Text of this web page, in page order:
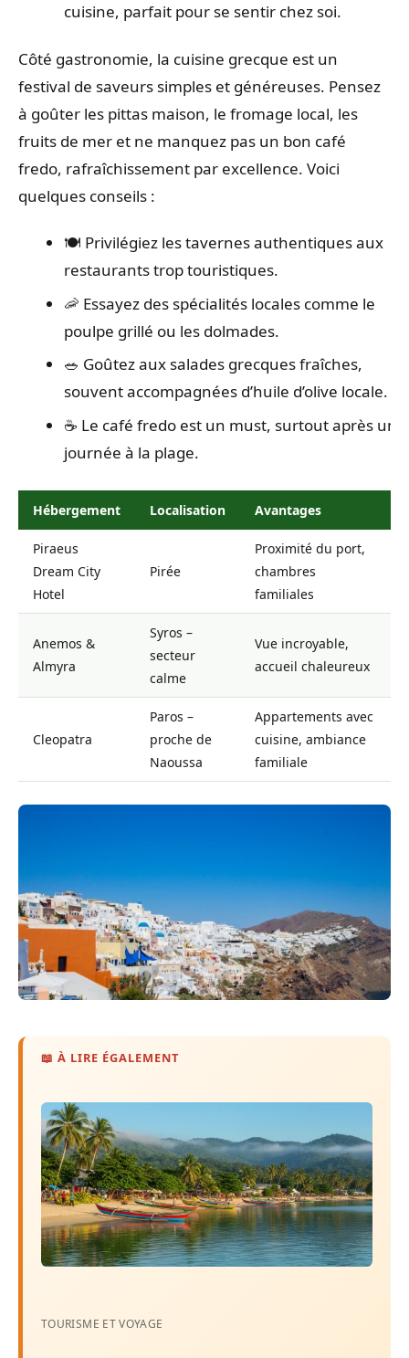
cuisine, parfait pour se sentir chez soi.
Côté gastronomie, la cuisine grecque est un
festival de saveurs simples et généreuses. Pensez
à goûter les pittas maison, le fromage local, les
fruits de mer et ne manquez pas un bon café
fredo, rafraîchissement par excellence. Voici
quelques conseils :
🍽️ Privilégiez les tavernes authentiques aux
restaurants trop touristiques.
🦐 Essayez des spécialités locales comme le
poulpe grillé ou les dolmades.
🥗 Goûtez aux salades grecques fraîches,
souvent accompagnées d’huile d’olive locale.
☕ Le café fredo est un must, surtout après une
journée à la plage.
Hébergement Localisation Avantages
Piraeus
Dream City
Hotel
Pirée
Proximité du port,
chambres
familiales
Anemos &
Almyra
Syros –
secteur
calme
Vue incroyable,
accueil chaleureux
Cleopatra
Paros –
proche de
Naoussa
Appartements avec
cuisine, ambiance
familiale
📖 À LIRE ÉGALEMENT
TOURISME ET VOYAGE